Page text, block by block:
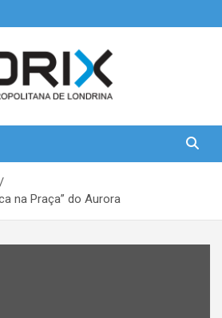
na Praça” do Aurora